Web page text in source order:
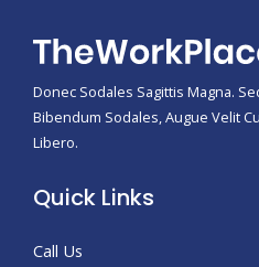
Donec Sodales Sagittis Magna.
Bibendum Sodales, Augue Velit
Libero.
Quick Links
Call Us